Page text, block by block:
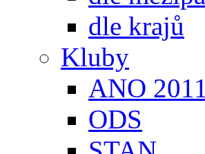
dle krajů
Kluby
ANO 2011
ODS